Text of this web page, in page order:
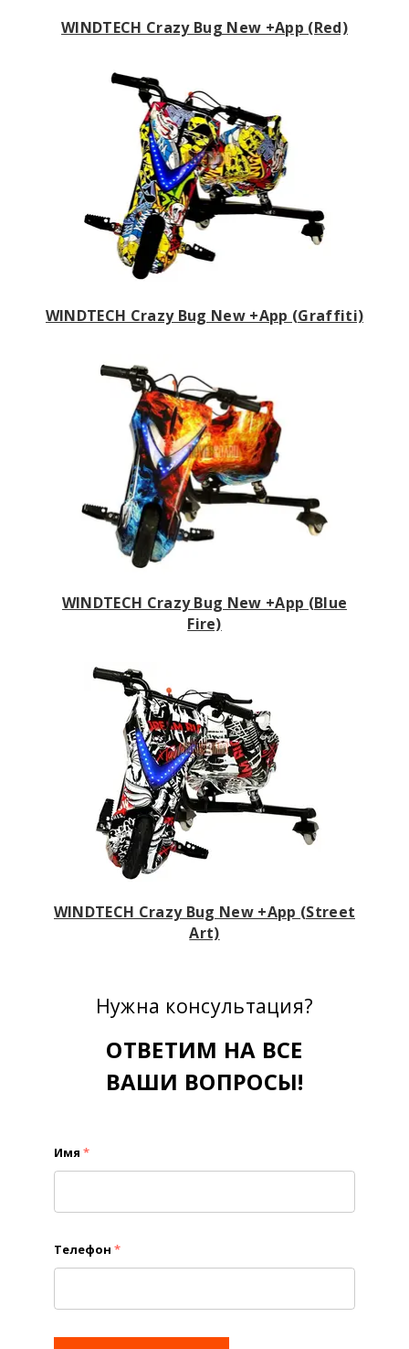
WINDTECH Crazy Bug New +App (Red)
WINDTECH Crazy Bug New +App (Graffiti)
WINDTECH Crazy Bug New +App (Blue
Fire)
WINDTECH Crazy Bug New +App (Street
Art)
Нужна консультация?
ОТВЕТИМ НА ВСЕ
ВАШИ ВОПРОСЫ!
Имя *
Телефон *